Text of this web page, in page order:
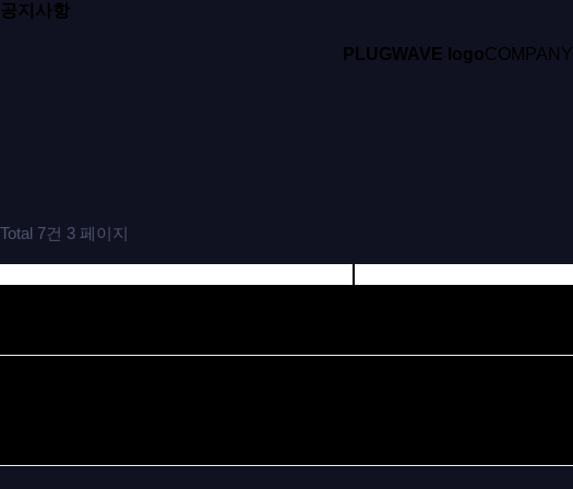
PLUGWAVE logoCOMPANY
공지사항
Total 7건 3 페이지